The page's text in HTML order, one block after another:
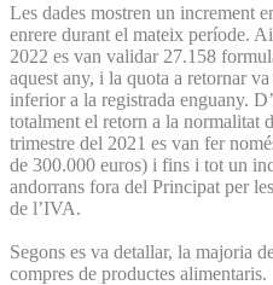
Les dades mostren un increment
enrere durant el mateix període.
2022 es van validar 27.158
aquest any, i la quota a retornar
inferior a la registrada enguany.
totalment el retorn a la normalitat
trimestre del 2021 es van fer
de 300.000 euros) i fins i tot un
andorrans fora del Principat per
de l’IVA.
Segons es va detallar, la majoria
compres de productes alimentaris.